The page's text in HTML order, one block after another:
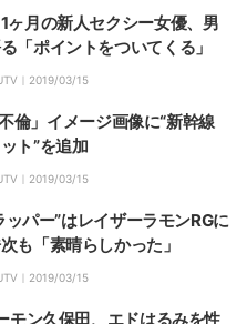
ヶ月の新人セクシー女優、男
「ポイントをついてくる」
｜ 2019/03/15
倫」イメージ画像に“新幹線
ト”を追加
｜ 2019/03/15
ッパー”はレイザーラモンRGに
も「素晴らしかった」
｜ 2019/03/15
モン久保田、エドはるみを性